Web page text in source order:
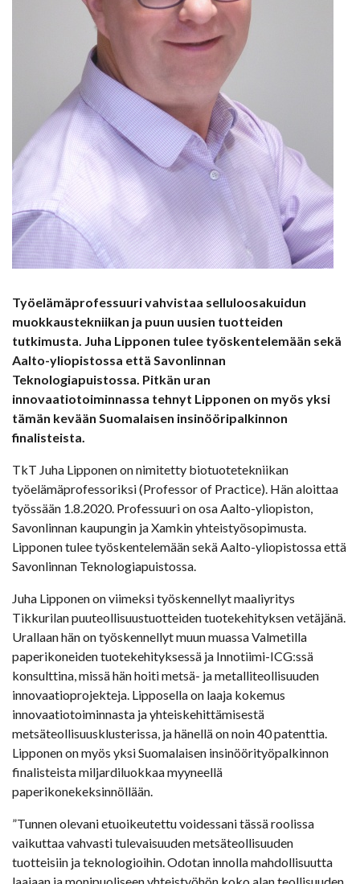
Työelämäprofessuuri vahvistaa selluloosakuidun
muokkaustekniikan ja puun uusien tuotteiden
tutkimusta. Juha Lipponen tulee työskentelemään sekä
Aalto-yliopistossa että Savonlinnan
Teknologiapuistossa. Pitkän uran
innovaatiotoiminnassa tehnyt Lipponen on myös yksi
tämän kevään Suomalaisen insinööripalkinnon
finalisteista.
TkT Juha Lipponen on nimitetty biotuotetekniikan
työelämäprofessoriksi (Professor of Practice). Hän aloittaa
työssään 1.8.2020. Professuuri on osa Aalto-yliopiston,
Savonlinnan kaupungin ja Xamkin yhteistyösopimusta.
Lipponen tulee työskentelemään sekä Aalto-yliopistossa että
Savonlinnan Teknologiapuistossa.
Juha Lipponen on viimeksi työskennellyt maaliyritys
Tikkurilan puuteollisuustuotteiden tuotekehityksen vetäjänä.
Urallaan hän on työskennellyt muun muassa Valmetilla
paperikoneiden tuotekehityksessä ja Innotiimi-ICG:ssä
konsulttina, missä hän hoiti metsä- ja metalliteollisuuden
innovaatioprojekteja. Lipposella on laaja kokemus
innovaatiotoiminnasta ja yhteiskehittämisestä
metsäteollisuusklusterissa, ja hänellä on noin 40 patenttia.
Lipponen on myös yksi Suomalaisen insinöörityöpalkinnon
finalisteista miljardiluokkaa myyneellä
paperikonekeksinnöllään.
”Tunnen olevani etuoikeutettu voidessani tässä roolissa
vaikuttaa vahvasti tulevaisuuden metsäteollisuuden
tuotteisiin ja teknologioihin. Odotan innolla mahdollisuutta